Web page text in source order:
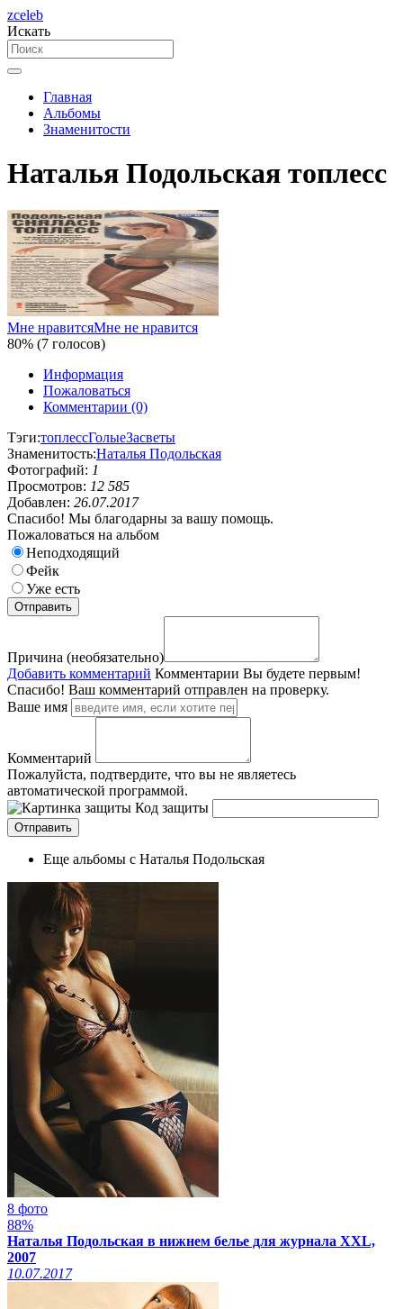
zceleb
Искать
Главная
Альбомы
Знаменитости
Наталья Подольская топлесс
Мне нравитсяМне не нравится
80% (7 голосов)
Информация
Пожаловаться
Комментарии (0)
Тэги:топлессГолыеЗасветы
Знаменитость:Наталья Подольская
Фотографий: 1
Просмотров: 12 585
Добавлен: 26.07.2017
Спасибо! Мы благодарны за вашу помощь.
Пожаловаться на альбом
Неподходящий
Фейк
Уже есть
Причина (необязательно)
Добавить комментарий Комментарии Вы будете первым!
Спасибо! Ваш комментарий отправлен на проверку.
Ваше имя
Комментарий
Пожалуйста, подтвердите, что вы не являетесь
автоматической программой.
Код защиты
Еще альбомы с Наталья Подольская
8 фото
88%
Наталья Подольская в нижнем белье для журнала XXL,
2007
10.07.2017